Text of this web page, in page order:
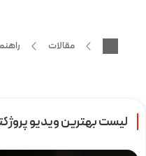
مقالات
لیست بهترین ویدیو